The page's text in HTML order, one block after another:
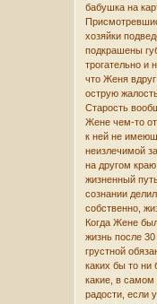
бабушка на
хозяйки
подкрашены
трогательно и
что Женя
острую
Старость
Жене чем-то
к ней не
неизлечимой
на другом
жизненный
сознании
собственно,
Когда Жене
жизнь после 30
грустной
каких бы то ни
какие, в самом
радости, если